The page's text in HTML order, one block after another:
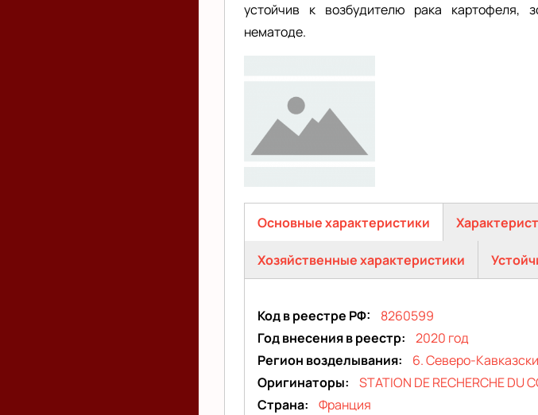
устойчив к возбудителю рака картофеля,
нематоде.
Основные характеристики
вкладка)
Хозяйственные характеристики
Код в реестре РФ
8260599
Год внесения в реестр
2020 год
Регион возделывания
6. Северо-
Оригинаторы
STATION DE RECHERCHE DU
Страна
Франция